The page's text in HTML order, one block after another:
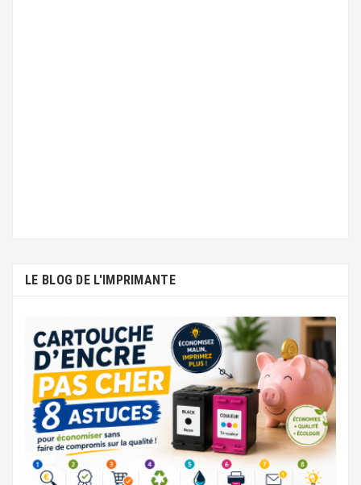
LE BLOG DE L'IMPRIMANTE